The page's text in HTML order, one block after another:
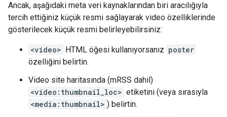
Ancak, aşağıdaki meta veri kaynaklarından biri aracılığıyla
tercih ettiğiniz küçük resmi sağlayarak video özelliklerinde
gösterilecek küçük resmi belirleyebilirsiniz:
<video> HTML öğesi kullanıyorsanız poster
özelliğini belirtin.
Video site haritasında (mRSS dahil)
<video:thumbnail_loc> etiketini (veya sırasıyla
<media:thumbnail> ) belirtin.